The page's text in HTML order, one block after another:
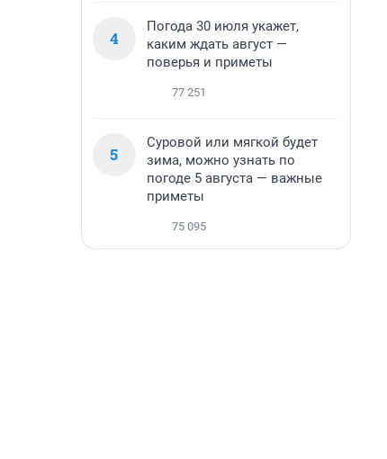
4
Погода 30 июля укажет,
каким ждать август —
поверья и приметы
77 251
5
Суровой или мягкой будет
зима, можно узнать по
погоде 5 августа — важные
приметы
75 095